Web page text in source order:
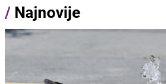
/ Najnovije